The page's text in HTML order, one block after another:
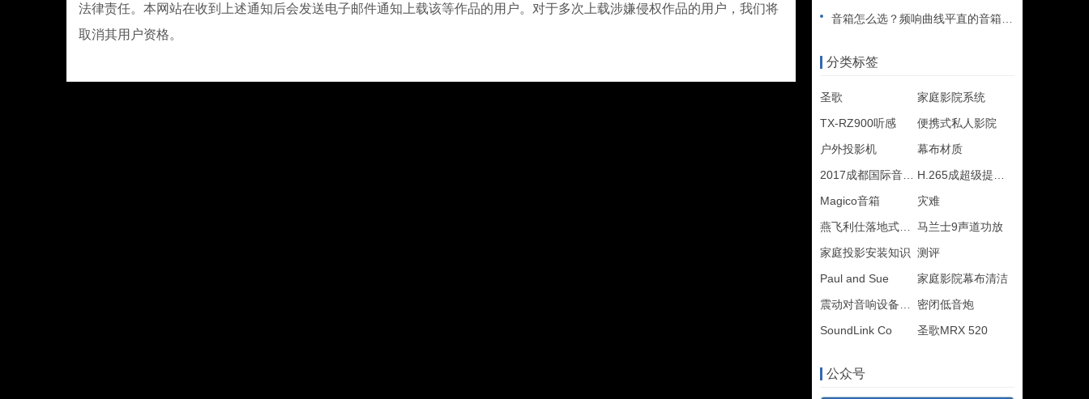
法律责任。本网站在收到上述通知后会发送电子邮件通知上载该等作品的用户。对于多次上载涉嫌侵权作品的用户，我们将
取消其用户资格。
音箱怎么选？频响曲线平直的音箱一定好听吗？
分类标签
圣歌
家庭影院系统
TX-RZ900听感
便携式私人影院
户外投影机
幕布材质
Magico音箱
灾难
马兰士9声道功放
家庭投影安装知识 测评
Paul and Sue
家庭影院幕布清洁
密闭低音炮
SoundLink Co
圣歌MRX 520
公众号